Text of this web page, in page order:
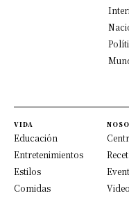
VIDA
Educación
Entretenimientos
Estilos
Comidas
Video